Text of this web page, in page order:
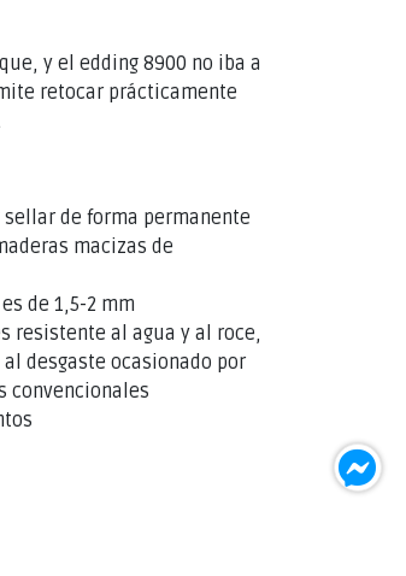
y el edding 8900 no iba a
retocar prácticamente
de forma permanente
macizas de
de 1,5-2 mm
resistente al agua y al roce,
desgaste ocasionado por
convencionales